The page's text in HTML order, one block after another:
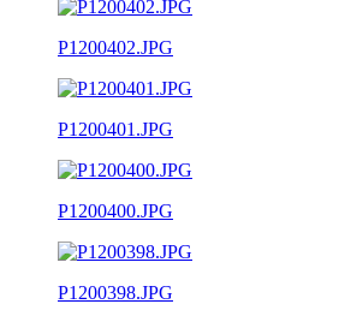
P1200402.JPG
P1200401.JPG
P1200400.JPG
P1200398.JPG